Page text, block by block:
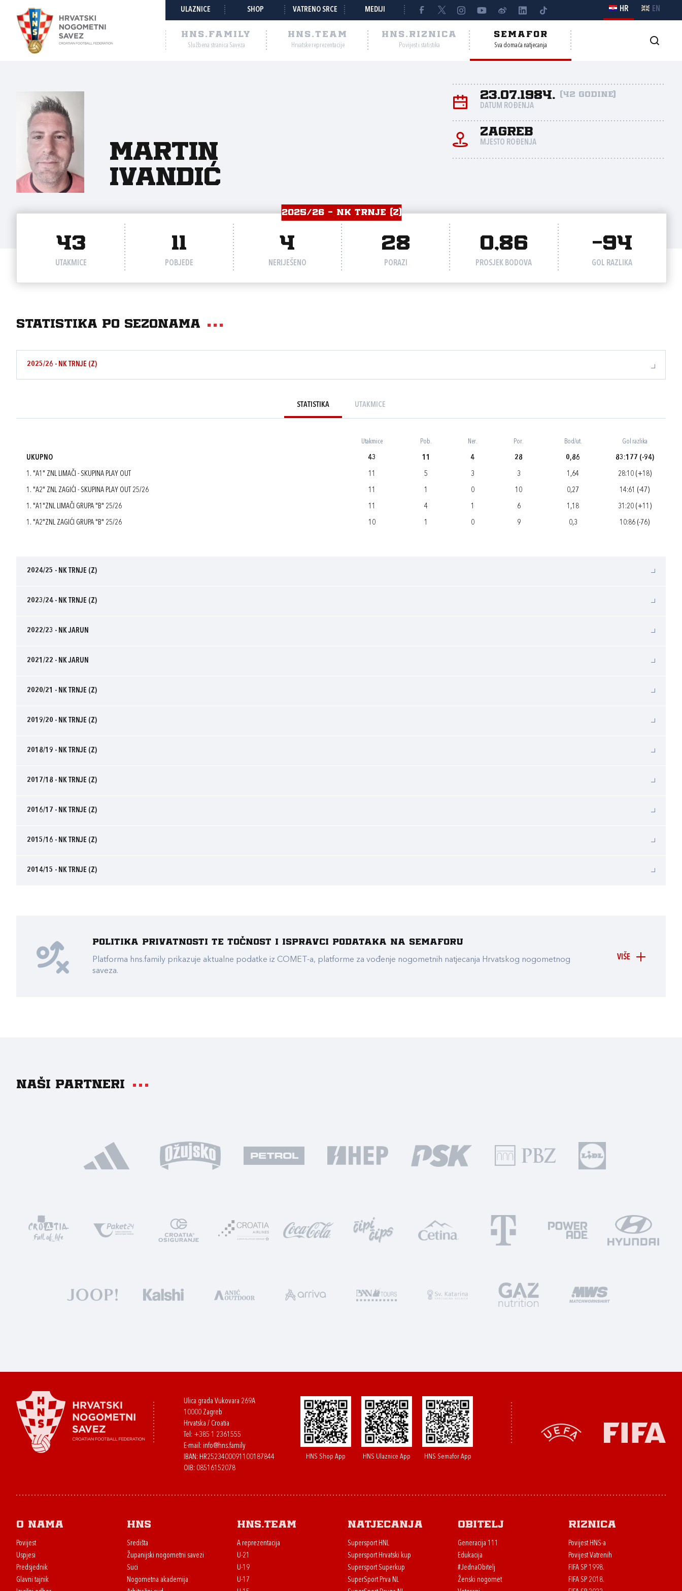
ULAZNICE SHOP VATRENO SRCE MEDIJI HR EN
HNS.FAMILY
Službena stranica Saveza
HNS.TEAM
Hrvatske reprezentacije
HNS.RIZNICA
Povijest i statistika
SEMAFOR
Sva domaća natjecanja
Martin
Ivandić
23.07.1984. (42 godine)
DATUM ROĐENJA
Zagreb
MJESTO ROĐENJA
2025/26 - NK TRNJE (Z)
43
UTAKMICE
11
POBJEDE
4
NERIJEŠENO
28
PORAZI
0,86
PROSJEK BODOVA
-94
GOL RAZLIKA
Statistika po sezonama
2025/26 - NK TRNJE (Z)
STATISTIKA UTAKMICE
Utakmice Pob. Ner. Por. Bod/ut. Gol razlika
UKUPNO 43 11 4 28 0,86 83:177 (-94)
1. "A1" ZNL LIMAČI - SKUPINA PLAY OUT 11 5 3 3 1,64 28:10 (+18)
1. "A2" ZNL ZAGIĆI - SKUPINA PLAY OUT 25/26 11 1 0 10 0,27 14:61 (-47)
1. "A1"ZNL LIMAČI GRUPA "B" 25/26 11 4 1 6 1,18 31:20 (+11)
1. "A2"ZNL ZAGIĆI GRUPA "B" 25/26 10 1 0 9 0,3 10:86 (-76)
2024/25 - NK TRNJE (Z)
2023/24 - NK TRNJE (Z)
2022/23 - NK JARUN
2021/22 - NK JARUN
2020/21 - NK TRNJE (Z)
2019/20 - NK TRNJE (Z)
2018/19 - NK TRNJE (Z)
2017/18 - NK TRNJE (Z)
2016/17 - NK TRNJE (Z)
2015/16 - NK TRNJE (Z)
2014/15 - NK TRNJE (Z)
VIŠE
Politika privatnosti te točnost i ispravci podataka na Semaforu
Platforma hns.family prikazuje aktualne podatke iz COMET-a, platforme za vođenje nogometnih natjecanja Hrvatskog nogometnog
saveza.
Naši partneri
Ulica grada Vukovara 269A
10000 Zagreb
Hrvatska / Croatia
Tel: +385 1 2361555
E-mail: info@hns.family
IBAN: HR2523400091100187844
OIB: 08516152078
HNS Shop App HNS Ulaznice App HNS Semafor App
O nama
Povijest
Uspjesi
Predsjednik
Glavni tajnik
HNS
Središta
Županijski nogometni savezi
Suci
Nogometna akademija
HNS.team
A reprezentacija
U-21
U-19
U-17
Natjecanja
Supersport HNL
Supersport Hrvatski kup
Supersport Superkup
SuperSport Prva NL
Obitelj
Generacija 111
Edukacija
#JednaObitelj
Ženski nogomet
Riznica
Povijest HNS-a
Povijest Vatrenih
FIFA SP 1998.
FIFA SP 2018.